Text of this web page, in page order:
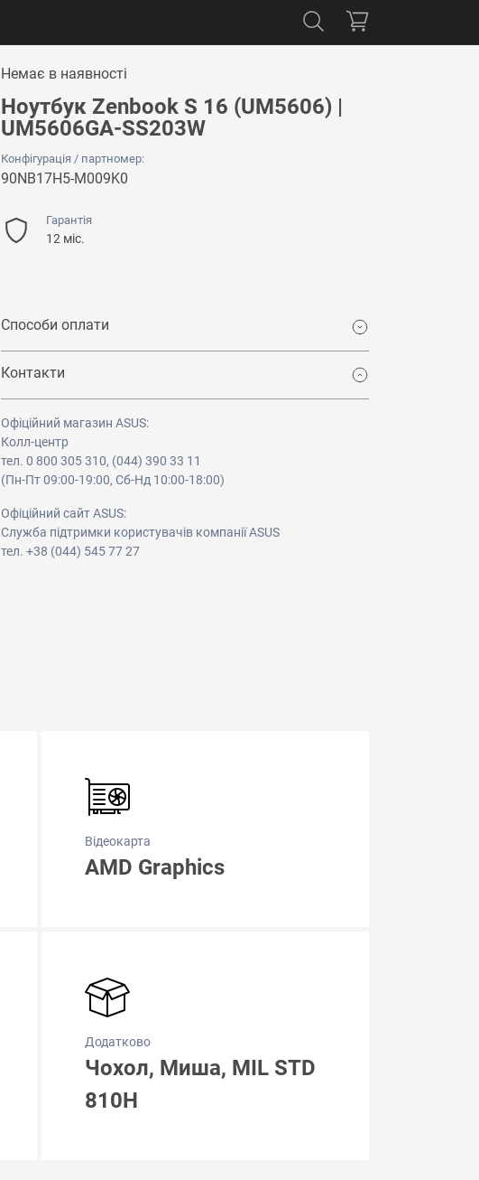
Немає в наявності
Ноутбук Zenbook S 16 (UM5606) |
UM5606GA-SS203W
Конфігурація / партномер:
90NB17H5-M009K0
Гарантія
12 міс.
Способи оплати
Контакти
Офіційний магазин ASUS:
Колл-центр
тел. 0 800 305 310, (044) 390 33 11
(Пн-Пт 09:00-19:00, Сб-Нд 10:00-18:00)
Офіційний сайт ASUS:
Служба підтримки користувачів компанії ASUS
тел. +38 (044) 545 77 27
Відеокарта
AMD Graphics
Додатково
Чохол, Миша, MIL STD
810H